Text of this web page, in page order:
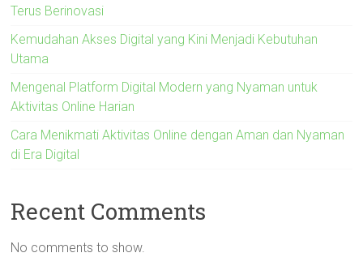
Terus Berinovasi
Kemudahan Akses Digital yang Kini Menjadi Kebutuhan
Utama
Mengenal Platform Digital Modern yang Nyaman untuk
Aktivitas Online Harian
Cara Menikmati Aktivitas Online dengan Aman dan Nyaman
di Era Digital
Recent Comments
No comments to show.